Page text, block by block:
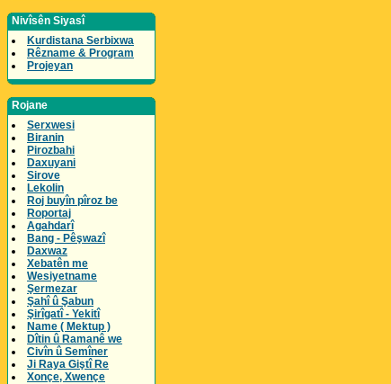
Nivîsên Siyasî
Kurdistana Serbixwa
Rêzname & Program
Projeyan
Rojane
Serxwesi
Biranin
Pirozbahi
Daxuyani
Sirove
Lekolin
Roj buyîn pîroz be
Roportaj
Agahdarî
Bang - Pêşwazî
Daxwaz
Xebatên me
Wesiyetname
Şermezar
Şahî û Şabun
Şirîgatî - Yekitî
Name ( Mektup )
Dîtin û Ramanê we
Civîn û Semîner
Ji Raya Giştî Re
Xonçe, Xwençe